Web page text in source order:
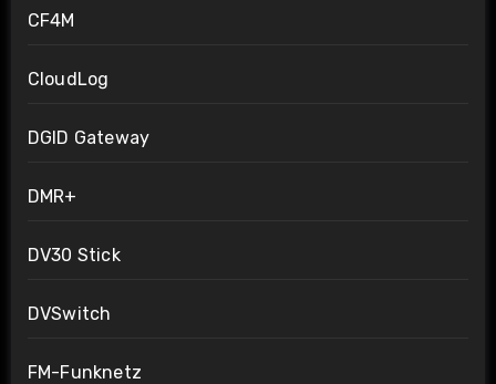
CF4M
CloudLog
DGID Gateway
DMR+
DV30 Stick
DVSwitch
FM-Funknetz